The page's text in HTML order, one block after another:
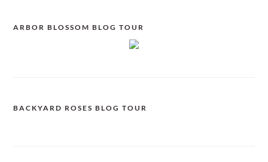
ARBOR BLOSSOM BLOG TOUR
BACKYARD ROSES BLOG TOUR